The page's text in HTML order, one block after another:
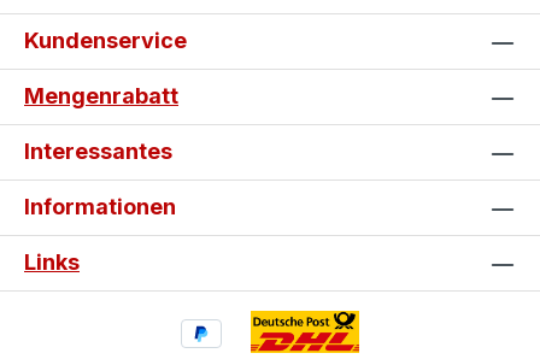
Kundenservice
Mengenrabatt
Interessantes
Informationen
Links